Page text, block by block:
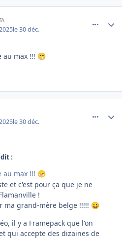
le 30 déc.
au max !!! 😁
le 30 déc.
:
au max !!! 😁
et c'est pour ça que je ne
!
ma grand-mère belge !!!!! 😀
il y a Framepack que l'on
qui accepte des dizaines de